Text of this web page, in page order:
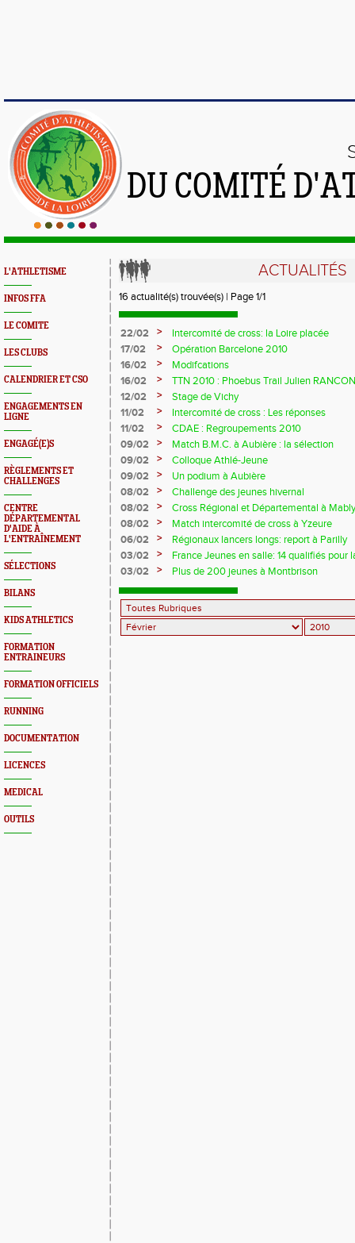
DU COMITÉ
L'ATHLETISME
INFOS FFA
LE COMITE
LES CLUBS
CALENDRIER ET CSO
ENGAGEMENTS EN
LIGNE
ENGAGÉ(E)S
RÈGLEMENTS ET
CHALLENGES
CENTRE
DÉPARTEMENTAL
D'AIDE À
L'ENTRAÎNEMENT
SÉLECTIONS
BILANS
KIDS ATHLETICS
FORMATION
ENTRAINEURS
FORMATION OFFICIELS
RUNNING
DOCUMENTATION
LICENCES
MEDICAL
OUTILS
ACTUALITÉS
16 actualité(s) trouvée(s) | Page 1/1
22/02 >
Intercomité de cross: la Loire placée
17/02
>
Opération Barcelone 2010
16/02
>
Modifcations
16/02
>
TTN 2010 : Phoebus Trail Julien
de la saison
12/02 >
Stage de Vichy
11/02
>
Intercomité de cross : Les réponses
11/02
>
CDAE : Regroupements 2010
09/02
>
Match B.M.C. à Aubière : la sélection
09/02
>
Colloque Athlé-Jeune
09/02
>
Un podium à Aubière
08/02
>
Challenge des jeunes hivernal
08/02
>
Cross Régional et Départemental à Mably
08/02
>
Match intercomité de cross à Yzeure
06/02
>
Régionaux lancers longs: report à Parilly
03/02
>
France Jeunes en salle: 14 qualifiés pour
03/02
> Plus de 200 jeunes à Montbrison